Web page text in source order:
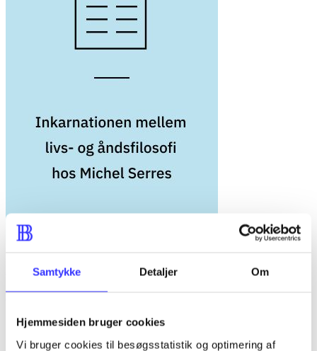
Samtykke Detaljer Om
Hjemmesiden bruger cookies
Vi bruger cookies til besøgsstatistik og optimering af
teologisk bidrag